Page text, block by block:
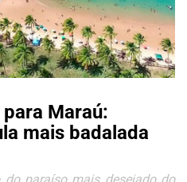
Maraú:
mais badalada
paraíso mais desejado do